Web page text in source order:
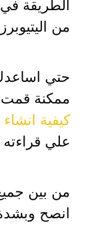
من
حتي
ممكنة قمت
كيفية
علي قراءته
من بين
انصح